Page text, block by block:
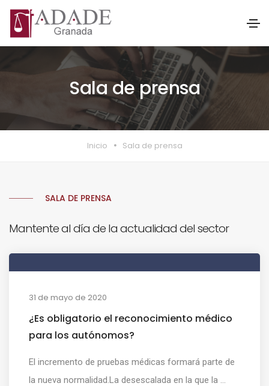
Sala de prensa
Inicio Sala de prensa
SALA DE PRENSA
Mantente al día de la actualidad del sector
31 de mayo de 2020
¿Es obligatorio el reconocimiento médico
para los autónomos?
El incremento de pruebas médicas formará parte de
la nueva normalidad.La desescalada en la que la ...